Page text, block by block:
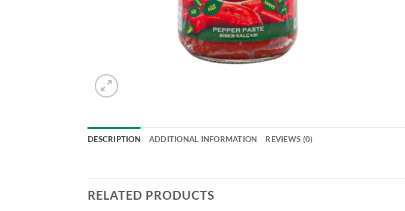
DESCRIPTION ADDITIONAL INFORMATION REVIEWS (0)
RELATED PRODUCTS